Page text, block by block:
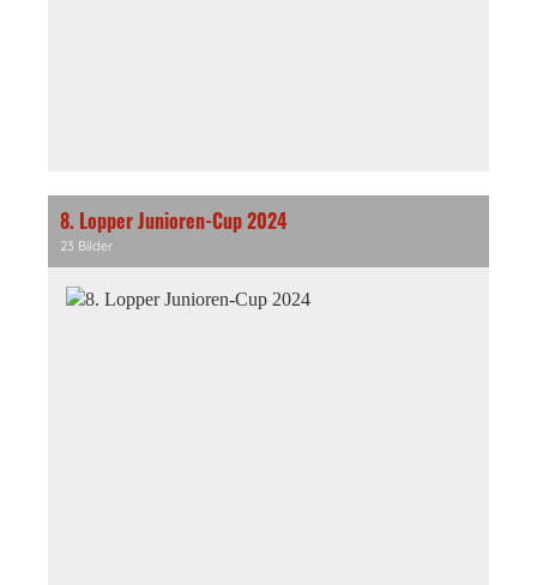
8. Lopper Junioren-Cup 2024
23 Bilder